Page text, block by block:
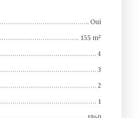
Oui
155 m²
4
3
2
1